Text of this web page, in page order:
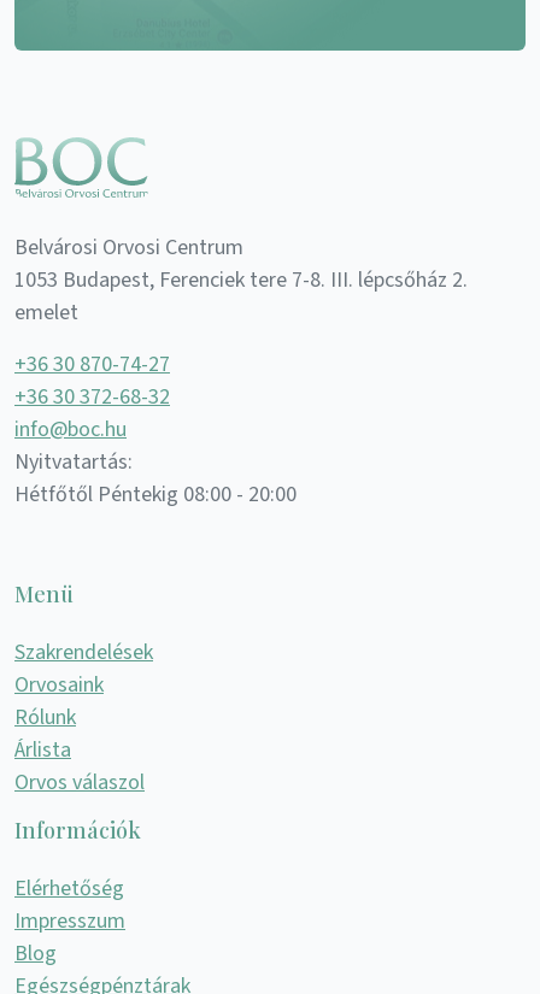
Belvárosi Orvosi Centrum
1053 Budapest, Ferenciek tere 7-8. III. lépcsőház 2.
emelet
+36 30 870-74-27
+36 30 372-68-32
info@boc.hu
Nyitvatartás:
Hétfőtől Péntekig 08:00 - 20:00
Menü
Szakrendelések
Orvosaink
Rólunk
Árlista
Orvos válaszol
Információk
Elérhetőség
Impresszum
Blog
Egészségpénztárak